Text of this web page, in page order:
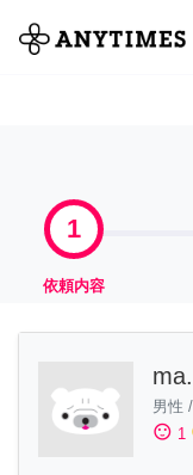
全て
1
依頼内容
男性 /
sentiment_satisfied 1